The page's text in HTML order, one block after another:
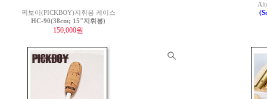
픽보이(PICKBOY)지휘봉 케이스
HC-90(38cm; 15"지휘봉)
150,000원